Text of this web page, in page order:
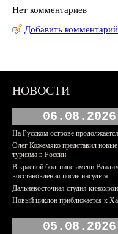
Нет комментариев
Добавить комментарий
НОВОСТИ
06.08.2026
На Русском острове
Олег Кожемяко представил
туризма в России
В краевой больнице имени
восстановления после инсульта
Дальневосточная студия
Новый циклон приближается к
05.08.2026